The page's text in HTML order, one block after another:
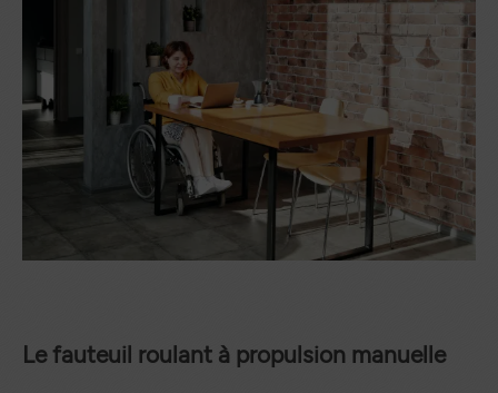
Le fauteuil roulant à propulsion manuelle